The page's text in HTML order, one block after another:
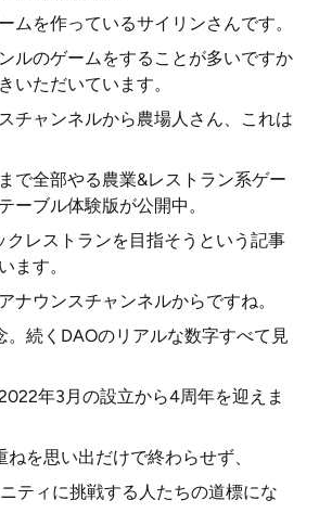
ムを作っているサイリンさんです。
ルのゲームをすることが多いですか
いただいています。
チャンネルから農場人さん、これは
で全部やる農業&レストラン系ゲー
ーブル体験版が公開中。
クレストランを目指そうという記事
ます。
ナウンスチャンネルからですね。
。続くDAOのリアルな数字すべて見
年3月の設立から4周年を迎えま
を思い出だけで終わらせず、
ティに挑戦する人たちの道標にな